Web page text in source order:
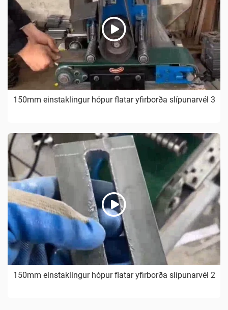
150mm einstaklingur hópur flatar yfirborða slípunarvél 3
150mm einstaklingur hópur flatar yfirborða slípunarvél 2